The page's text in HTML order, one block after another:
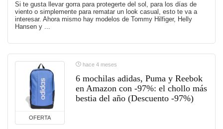
Si te gusta llevar gorra para protegerte del sol, para los días de
viento o simplemente para rematar un look casual, esto te va a
interesar. Ahora mismo hay modelos de Tommy Hilfiger, Helly
Hansen y ...
OFERTA
hace 4 meses
6 mochilas adidas, Puma y Reebok
en Amazon con -97%: el chollo más
bestia del año (Descuento -97%)